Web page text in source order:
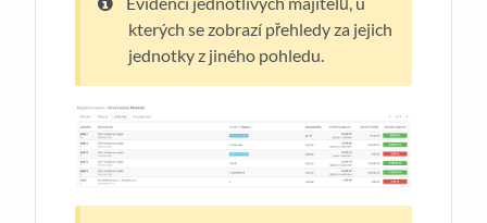
kterých se zobrazí přehledy za jejich
jednotky z jiného pohledu.